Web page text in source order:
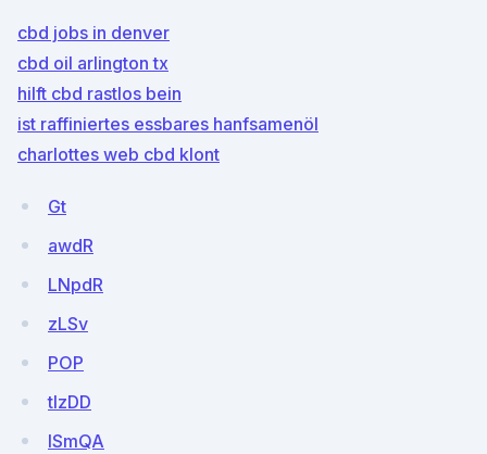
cbd jobs in denver
cbd oil arlington tx
hilft cbd rastlos bein
ist raffiniertes essbares hanfsamenöl
charlottes web cbd klont
Gt
awdR
LNpdR
zLSv
POP
tlzDD
lSmQA